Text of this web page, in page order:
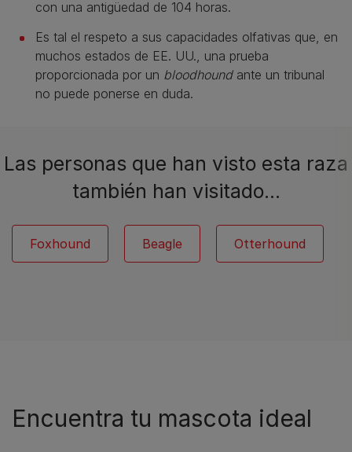
con una antigüedad de 104 horas.
Es tal el respeto a sus capacidades olfativas que, en
muchos estados de EE. UU., una prueba
proporcionada por un bloodhound ante un tribunal
no puede ponerse en duda.
Las personas que han visto esta raza
también han visitado…
Foxhound Beagle Otterhound
Encuentra tu mascota ideal